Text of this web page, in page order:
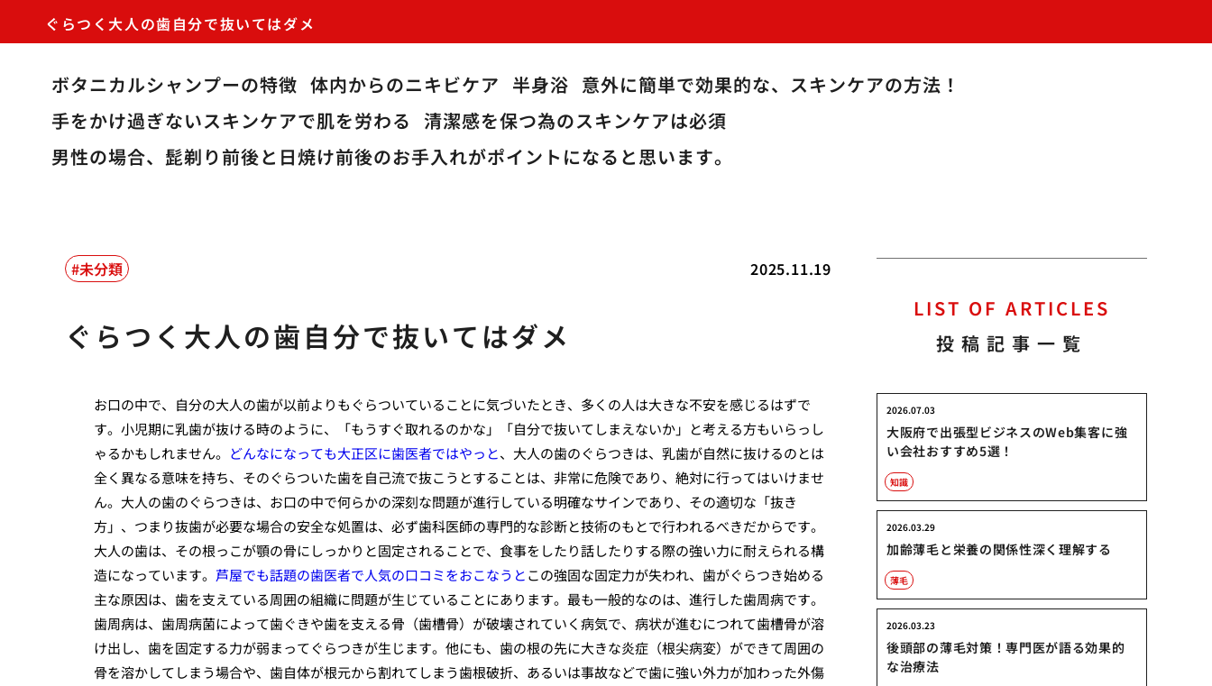
ぐらつく大人の歯自分で抜いてはダメ
ボタニカルシャンプーの特徴 体内からのニキビケア 半身浴 意外に簡単で効果的な、スキンケアの方法！
手をかけ過ぎないスキンケアで肌を労わる
清潔感を保つ為のスキンケアは必須
男性の場合、髭剃り前後と日焼け前後のお手入れがポイントになると思います。
2025.11.19
未分類
ぐらつく大人の歯自分で抜いてはダメ
お口の中で、自分の大人の歯が以前よりもぐらついていることに気づいたとき、多くの人は大きな不安を感じるはずで
す。小児期に乳歯が抜ける時のように、「もうすぐ取れるのかな」「自分で抜いてしまえないか」と考える方もいらっし
ゃるかもしれません。 どんなになっても大正区に歯医者ではやっと、大人の歯のぐらつきは、乳歯が自然に抜けるのとは
全く異なる意味を持ち、そのぐらついた歯を自己流で抜こうとすることは、非常に危険であり、絶対に行ってはいけませ
ん。大人の歯のぐらつきは、お口の中で何らかの深刻な問題が進行している明確なサインであり、その適切な「抜き
方」、つまり抜歯が必要な場合の安全な処置は、必ず歯科医師の専門的な診断と技術のもとで行われるべきだからです。
大人の歯は、その根っこが顎の骨にしっかりと固定されることで、食事をしたり話したりする際の強い力に耐えられる構
造になっています。 芦屋でも話題の歯医者で人気の口コミをおこなうとこの強固な固定力が失われ、歯がぐらつき始める
主な原因は、歯を支えている周囲の組織に問題が生じていることにあります。最も一般的なのは、進行した歯周病です。
歯周病は、歯周病菌によって歯ぐきや歯を支える骨（歯槽骨）が破壊されていく病気で、病状が進むにつれて歯槽骨が溶
け出し、歯を固定する力が弱まってぐらつきが生じます。他にも、歯の根の先に大きな炎症（根尖病変）ができて周囲の
骨を溶かしてしまう場合や、歯自体が根元から割れてしまう歯根破折、あるいは事故などで歯に強い外力が加わった外傷
LIST OF ARTICLES
投稿記事一覧
大阪府で出張型ビジネスのWeb集客に強
い会社おすすめ5選！
2026.07.03
知識
加齢薄毛と栄養の関係性深く理解する
2026.03.29
薄毛
後頭部の薄毛対策！専門医が語る効果的
な治療法
2026.03.23